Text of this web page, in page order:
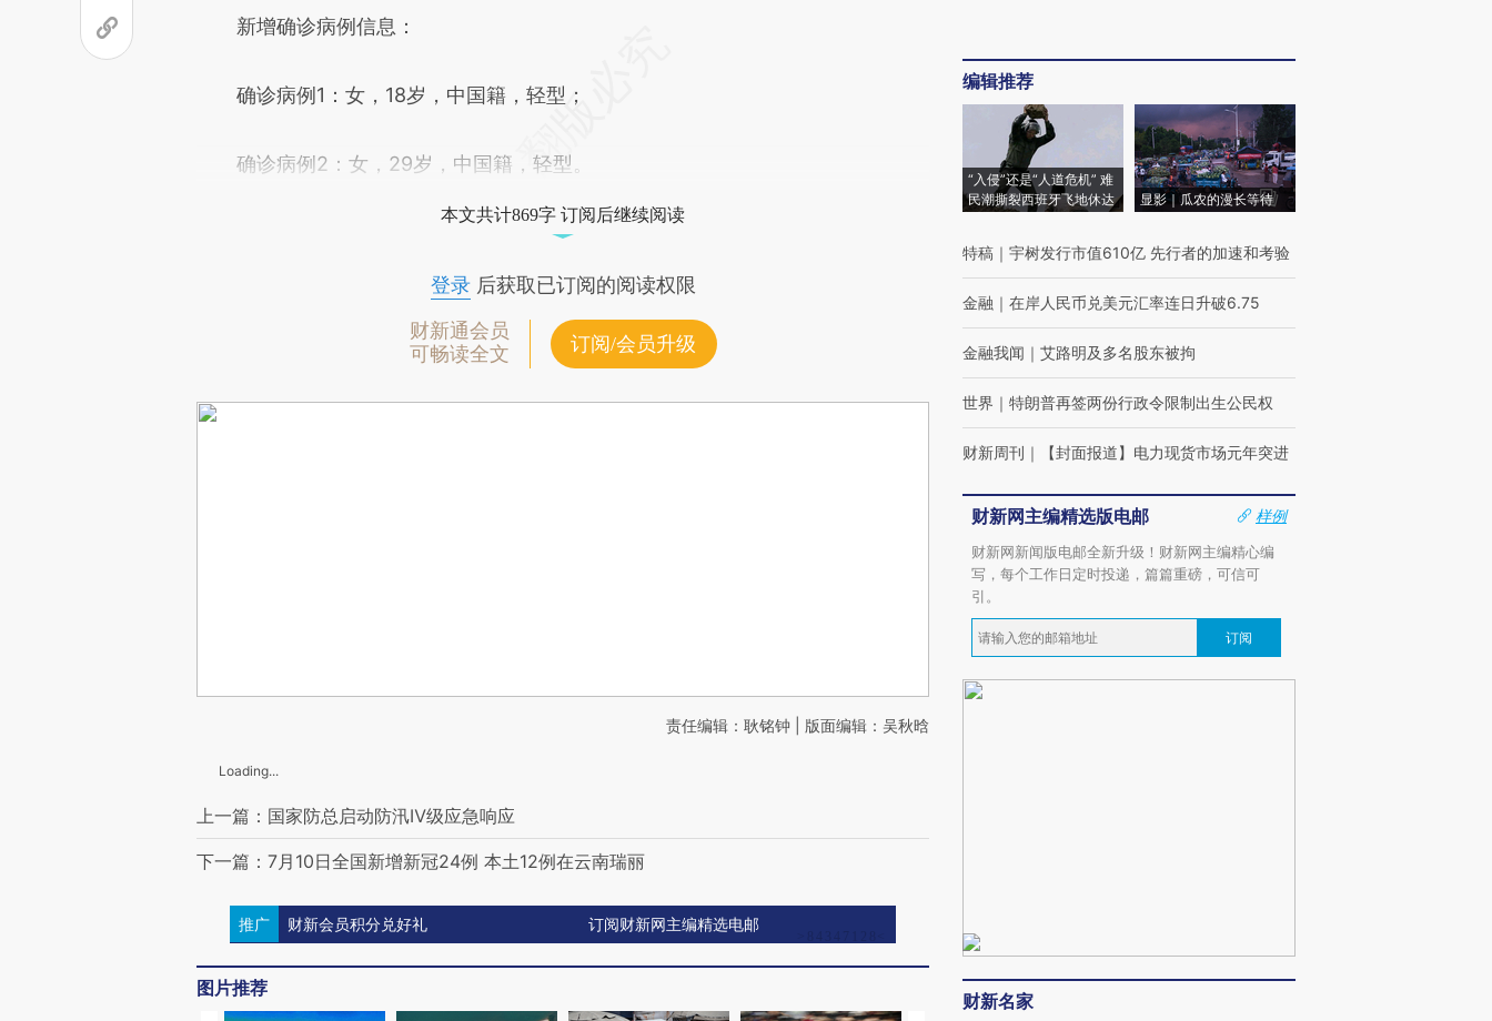
新增确诊病例信息：
确诊病例1：女，18岁，中国籍，轻型；
确诊病例2：女，29岁，中国籍，轻型。
本文共计869字 订阅后继续阅读
登录后获取已订阅的阅读权限
财新通会员
可畅读全文
订阅/会员升级
责任编辑：耿铭钟 | 版面编辑：吴秋晗
Loading...
上一篇：国家防总启动防汛Ⅳ级应急响应
下一篇：7月10日全国新增新冠24例 本土12例在云南瑞丽
推广 财新会员积分兑好礼 订阅财新网主编精选电邮
图片推荐
编辑推荐
“入侵”还是“人道危机” 难
民潮撕裂西班牙飞地休达
显影｜瓜农的漫长等待
特稿 ｜ 宇树发行市值610亿 先行者的加速和考验
金融 ｜ 在岸人民币兑美元汇率连日升破6.75
金融我闻 ｜ 艾路明及多名股东被拘
世界 ｜ 特朗普再签两份行政令限制出生公民权
财新周刊 ｜ 【封面报道】电力现货市场元年突进
财新网主编精选版电邮
样例
财新网新闻版电邮全新升级！财新网主编精心编
写，每个工作日定时投递，篇篇重磅，可信可
引。
订阅
财新名家